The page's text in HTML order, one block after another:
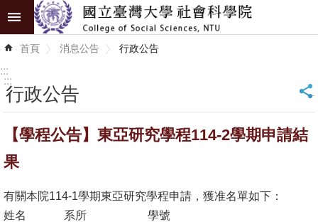
跳到主要內容區塊
進
階
識
學
首頁 消息公告 行政公告
:::
:::
行政公告 _
【學程公告】東亞研究學程114-2學期申請結
果
有關本院114-1學期東亞研究學程申請，獲准名單如下：
姓名
系所
學號